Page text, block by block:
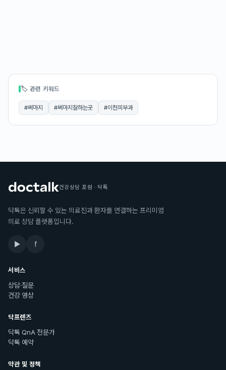
🏷 관련 키워드
#써마지 #써마지잘하는곳 #이천피부과
건강상담 포럼 · 닥톡
닥톡은 신뢰할 수 있는 의료진과 환자를 연결하는 프리미엄
의료 상담 플랫폼입니다.
▶ f
서비스
상담·질문
건강 영상
닥프렌즈
닥톡 QnA 전문가
닥톡 예약
약관 및 정책